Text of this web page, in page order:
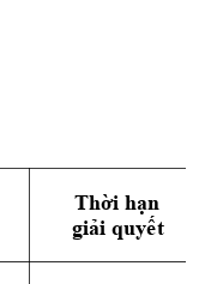
Thời hạn
giải quyết